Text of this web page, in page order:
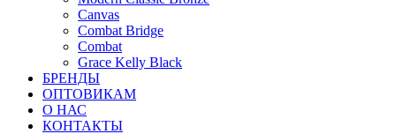
Canvas
Combat Bridge
Combat
Grace Kelly Black
БРЕНДЫ
ОПТОВИКАМ
О НАС
КОНТАКТЫ